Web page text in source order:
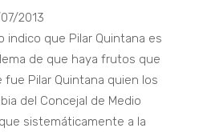
2013
indico que Pilar Quintana es
de que haya frutos que
Pilar Quintana quien los
del Concejal de Medio
sistemáticamente a la